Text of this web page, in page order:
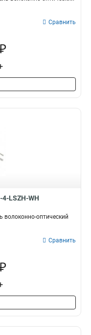
Сравнить
4-LSZH-WH
волоконно-оптический
Сравнить